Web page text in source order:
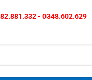
- 0348.602.629